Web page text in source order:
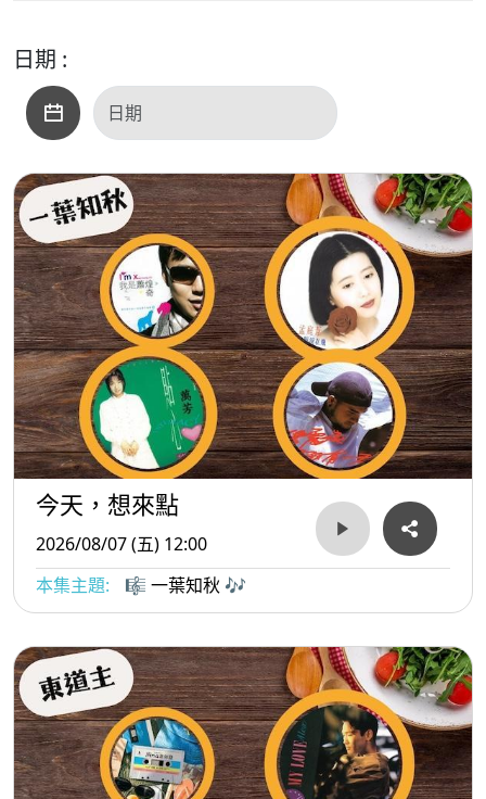
日期 :
今天，想來點
2026/08/07 (五) 12:00
本集主題:
🎼 一葉知秋 🎶